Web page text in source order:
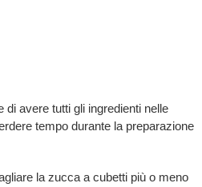
avere tutti gli ingredienti nelle
tempo durante la preparazione
la zucca a cubetti più o meno